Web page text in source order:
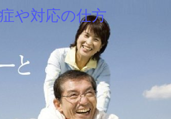
や対応の仕方